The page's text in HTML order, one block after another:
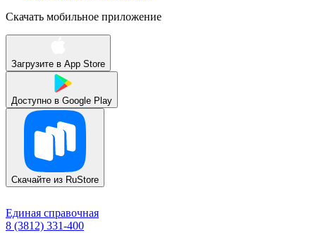
Скачать мобильное приложение
Загрузите в App Store
Доступно в Google Play
Скачайте из RuStore
Единая справочная
8 (3812) 331-400